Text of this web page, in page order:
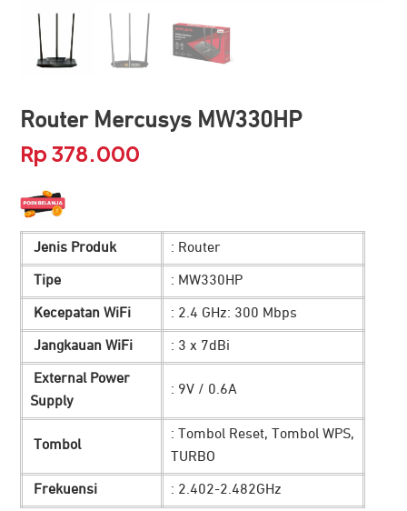
Router Mercusys MW330HP
Rp 378.000
Jenis Produk : Router
Tipe : MW330HP
Kecepatan WiFi : 2.4 GHz: 300 Mbps
Jangkauan WiFi : 3 x 7dBi
External Power
Supply
: 9V / 0.6A
Tombol
: Tombol Reset, Tombol WPS,
TURBO
Frekuensi : 2.402-2.482GHz